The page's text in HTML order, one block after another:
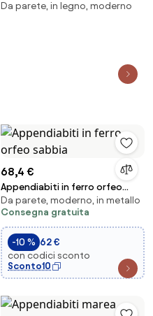
fatto a mano Edgy
Da parete, in legno, moderno
68,4 €
Appendiabiti in ferro orfeo
sabbia
Da parete, moderno, in metallo
Consegna gratuita
-10 % 62 €
con codici sconto
Sconto10